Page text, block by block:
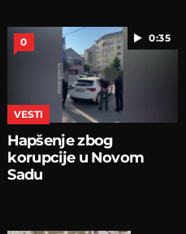
0:35
0
VESTI
Hapšenje zbog
korupcije u Novom
Sadu